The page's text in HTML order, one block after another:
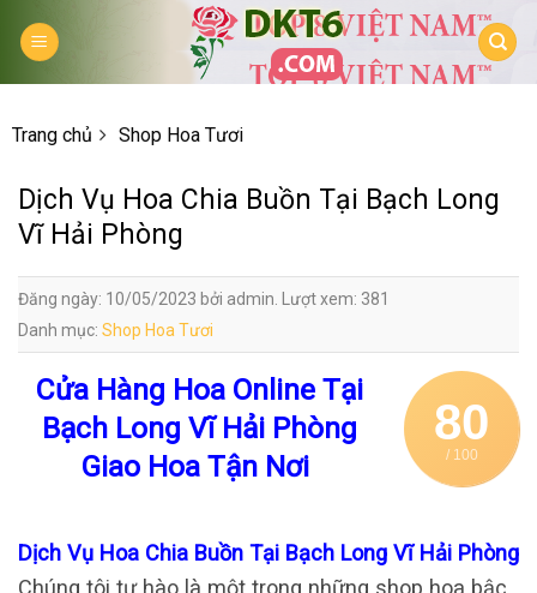
Trang chủ Shop Hoa Tươi
Dịch Vụ Hoa Chia Buồn Tại Bạch Long
Vĩ Hải Phòng
Đăng ngày: 10/05/2023 bởi admin. Lượt xem: 381
Danh mục: Shop Hoa Tươi
80
/ 100
Cửa Hàng Hoa Online Tại
Bạch Long Vĩ Hải Phòng
Giao Hoa Tận Nơi
Dịch Vụ Hoa Chia Buồn Tại Bạch Long Vĩ Hải Phòng
Chúng tôi tự hào là một trong những shop hoa bậc